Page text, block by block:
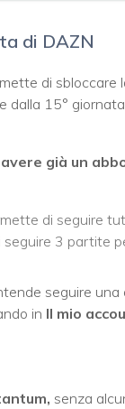
di DAZN
di sbloccare
15°
già un
di seguire
seguire 3 partite
seguire
in Il mio
senza